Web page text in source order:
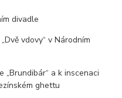
divadle
vdovy“ v Národním
a k inscenaci
ghettu